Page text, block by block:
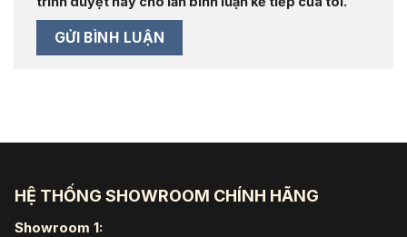
HỆ THỐNG SHOWROOM CHÍNH HÃNG
Showroom 1: